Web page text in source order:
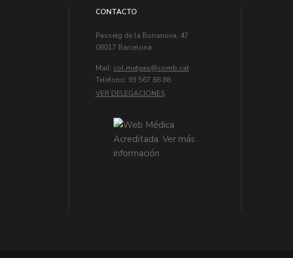
CONTACTO
Passeig de la Bonanova, 47
08017 Barcelona
Mail: col.metges
Telèfono: 93 567 88 88
VER DELEGACIONES